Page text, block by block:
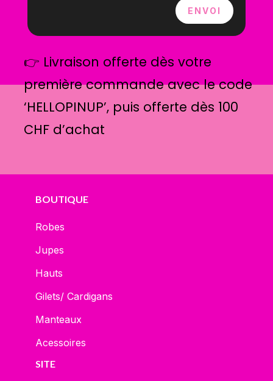
ENVOI
👉 Livraison offerte dès votre
première commande avec le code
‘HELLOPINUP’, puis offerte dès 100
CHF d’achat
BOUTIQUE
Robes
Jupes
Hauts
Gilets/ Cardigans
Manteaux
Acessoires
SITE